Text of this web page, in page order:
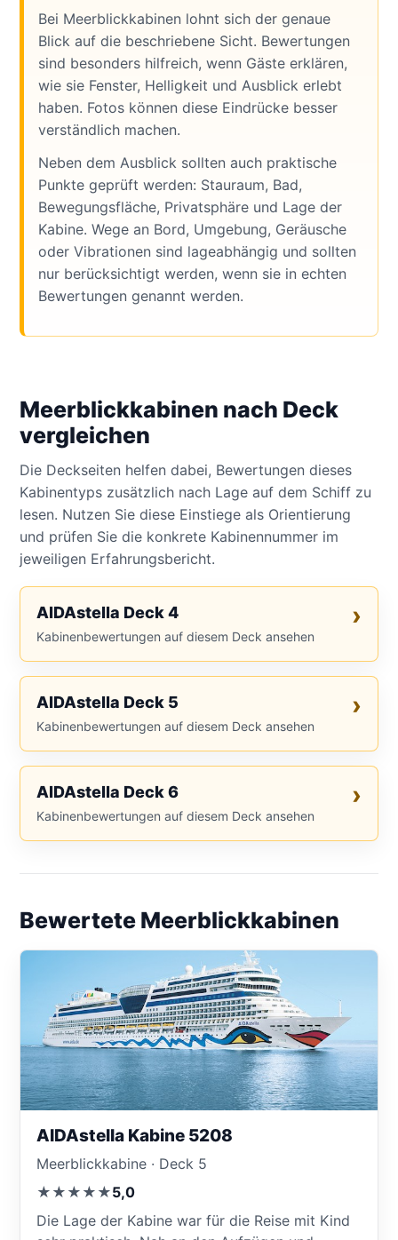
Bei Meerblickkabinen lohnt sich der genaue
Blick auf die beschriebene Sicht. Bewertungen
sind besonders hilfreich, wenn Gäste erklären,
wie sie Fenster, Helligkeit und Ausblick erlebt
haben. Fotos können diese Eindrücke besser
verständlich machen.
Neben dem Ausblick sollten auch praktische
Punkte geprüft werden: Stauraum, Bad,
Bewegungsfläche, Privatsphäre und Lage der
Kabine. Wege an Bord, Umgebung, Geräusche
oder Vibrationen sind lageabhängig und sollten
nur berücksichtigt werden, wenn sie in echten
Bewertungen genannt werden.
Meerblickkabinen nach Deck
vergleichen
Die Deckseiten helfen dabei, Bewertungen dieses
Kabinentyps zusätzlich nach Lage auf dem Schiff zu
lesen. Nutzen Sie diese Einstiege als Orientierung
und prüfen Sie die konkrete Kabinennummer im
jeweiligen Erfahrungsbericht.
AIDAstella Deck 4
Kabinenbewertungen auf diesem Deck ansehen
AIDAstella Deck 5
Kabinenbewertungen auf diesem Deck ansehen
AIDAstella Deck 6
Kabinenbewertungen auf diesem Deck ansehen
Bewertete Meerblickkabinen
AIDAstella Kabine 5208
Meerblickkabine · Deck 5
★★★★★5,0
Die Lage der Kabine war für die Reise mit Kind